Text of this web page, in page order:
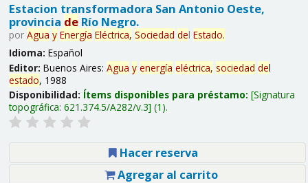
Estacion transformadora San Antonio Oeste,
provincia deRío Negro.
por Agua y Energía Eléctrica, Sociedad del Estado.
Idioma: Español
Editor: Buenos Aires: Agua y energía eléctrica, sociedad del
estado, 1988
Disponibilidad: Ítems disponibles para préstamo: Signatura
topográfica: 621.374.5/A282/v.3 (1).
Hacer reserva
Agregar al carrito